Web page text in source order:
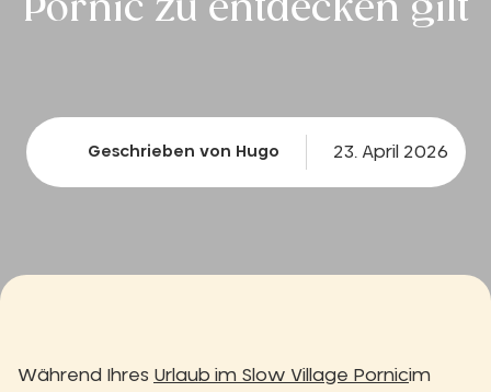
Pornic zu entdecken gilt
Geschrieben von Hugo 23. April 2026
Während Ihres Urlaub im Slow Village Pornicim